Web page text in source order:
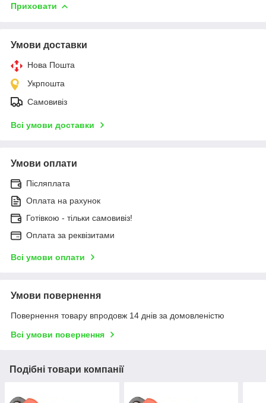
Приховати
Умови доставки
Нова Пошта
Укрпошта
Самовивіз
Всі умови доставки
Умови оплати
Післяплата
Оплата на рахунок
Готівкою - тільки самовивіз!
Оплата за реквізитами
Всі умови оплати
Умови повернення
Повернення товару впродовж 14 днів за домовленістю
Всі умови повернення
Подібні товари компанії